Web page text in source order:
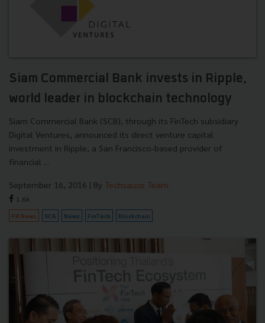
Siam Commercial Bank invests in Ripple,
world leader in blockchain technology
Siam Commercial Bank (SCB), through its FinTech subsidiary
Digital Ventures, announced its direct venture capital
investment in Ripple, a San Francisco-based provider of
financial ...
September 16, 2016 | By Techsauce Team
1.6k
PR News SCB News FinTech Blockchain